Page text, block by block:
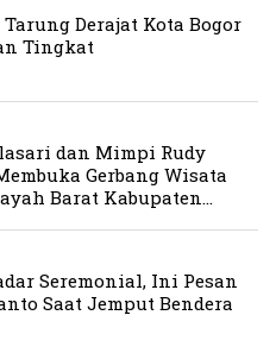
Derajat Kota Bogor
Tingkat
dan Mimpi Rudy
Gerbang Wisata
Barat Kabupaten
Seremonial, Ini Pesan
Saat Jemput Bendera